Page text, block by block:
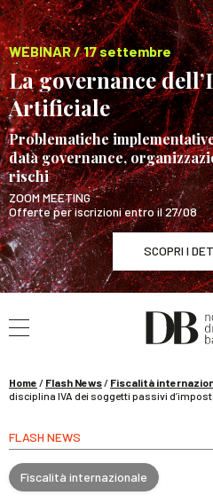
WEBINAR / 17 settembre
La governance
Artificiale
Problematiche
data governance,
rischi
ZOOM MEETING
Offerte per iscrizioni entro il 27/08
SCOPRI I
WEBINAR / 17
La governance
Home / Flash News/ Fiscalità
disciplina IVA dei soggetti passivi
FLASH NEWS
Fiscalità internazionale